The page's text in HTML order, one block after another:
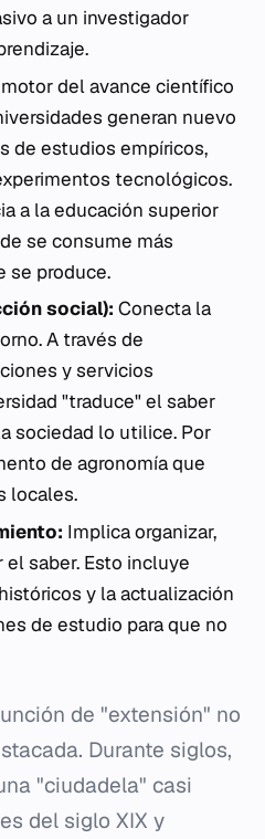
a un investigador
del avance científico
generan nuevo
de estudios empíricos,
tecnológicos.
a la educación superior
se consume más
se produce.
social): Conecta la
A través de
y servicios
"traduce" el saber
sociedad lo utilice. Por
de agronomía que
locales.
Implica organizar,
saber. Esto incluye
y la actualización
de estudio para que no
de "extensión" no
Durante siglos,
"ciudadela" casi
del siglo XIX y